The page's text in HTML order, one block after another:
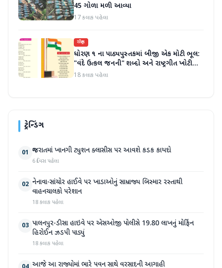
45 ગોળા મળી આવ્યા
17 કલાક પહેલા
રાષ્ટ્રીય
ધોરણ ૧ ના પાઠ્યપુસ્તકમાં બીજી એક મોટી ભૂલ:
"વંદે ઉત્કલ જનની" શબ્દો અને રાષ્ટ્રગીત ખોટી
રીતે છાપવામાં આવ્યા
18 કલાક પહેલા
ટ્રેન્ડિંગ
01 ગુજરાતમાં ખાનગી ટ્યુશન ક્લાસીસ પર આવશે કડક કાયદો
6 દિવસ પહેલા
02 નેનાવા-સાંચોર હાઈવે પર ખાડાઓનું સામ્રાજ્ય બિસ્માર રસ્તાથી
વાહનચાલકો પરેશાન
18 કલાક પહેલા
03 પાલનપુર-ડીસા હાઇવે પર એસઓજી પોલીસે 19.80 લાખનું મોર્ફિન
હિરોઈન ઝડપી પાડ્યું
18 કલાક પહેલા
આજે આ રાજ્યોમાં ભારે પવન સાથે વરસાદની આગાહી